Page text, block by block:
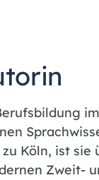
Köln, ist
Zweit-